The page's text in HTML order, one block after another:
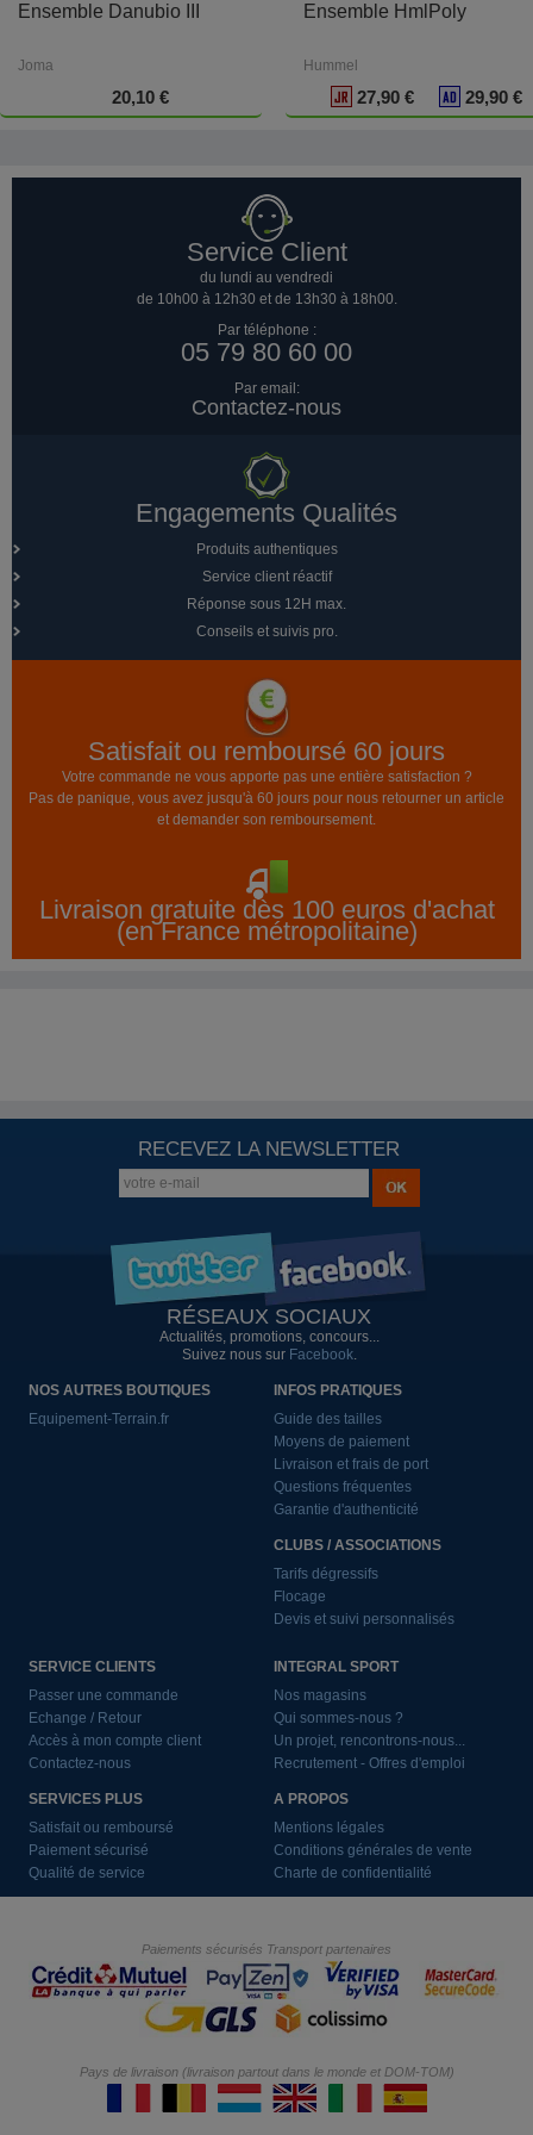
Ensemble Danubio III
Joma
20,10 €
Ensemble HmlPoly
Hummel
27,90 € 29,90 €
Service Client
du lundi au vendredi
de 10h00 à 12h30 et de 13h30 à 18h00.
Par téléphone :
05 79 80 60 00
Par email:
Contactez-nous
Engagements Qualités
Produits authentiques
Service client réactif
Réponse sous 12H max.
Conseils et suivis pro.
Satisfait ou remboursé 60 jours
Votre commande ne vous apporte pas une entière satisfaction ?
Pas de panique, vous avez jusqu'à 60 jours pour nous retourner un article
et demander son remboursement.
Livraison gratuite dès 100 euros d'achat
(en France métropolitaine)
RECEVEZ LA NEWSLETTER
RÉSEAUX SOCIAUX
Actualités, promotions, concours...
Suivez nous sur Facebook.
NOS AUTRES BOUTIQUES
Equipement-Terrain.fr
INFOS PRATIQUES
Guide des tailles
Moyens de paiement
Livraison et frais de port
Questions fréquentes
Garantie d'authenticité
CLUBS / ASSOCIATIONS
Tarifs dégressifs
Flocage
Devis et suivi personnalisés
SERVICE CLIENTS
Passer une commande
Echange / Retour
Accès à mon compte client
Contactez-nous
SERVICES PLUS
Satisfait ou remboursé
Paiement sécurisé
Qualité de service
INTEGRAL SPORT
Nos magasins
Qui sommes-nous ?
Un projet, rencontrons-nous...
Recrutement - Offres d'emploi
A PROPOS
Mentions légales
Conditions générales de vente
Charte de confidentialité
Paiements sécurisés Transport partenaires
Pays de livraison (livraison partout dans le monde et DOM-TOM)